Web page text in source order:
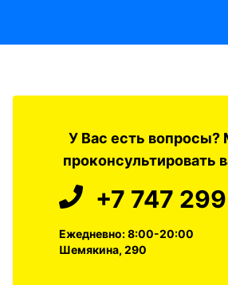
У Вас есть
проконсультировать
+7 747
Ежедневно: 8:00-20:00
Шемякина, 290